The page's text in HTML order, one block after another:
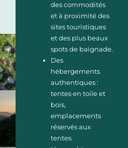
des commodités
et à proximité des
sites touristiques
et des plus beaux
spots de baignade.
Des
hébergements
authentiques :
tentes en toile et
bois,
emplacements
réservés aux
tentes.